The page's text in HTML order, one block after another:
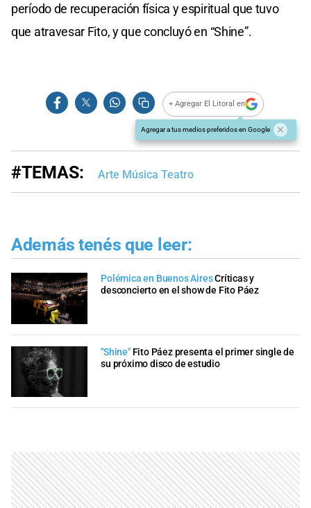
período de recuperación física y espiritual que tuvo
que atravesar Fito, y que concluyó en “Shine”.
+ Agregar El Litoral en
Agregar a tus medios preferidos en Google
#TEMAS: Arte Música Teatro
Además tenés que leer:
Polémica en Buenos AiresCríticas y
desconcierto en el show de Fito Páez
"Shine" Fito Páez presenta el primer single de
su próximo disco de estudio